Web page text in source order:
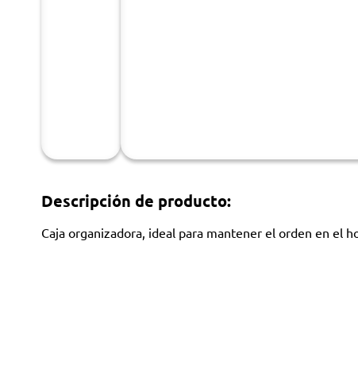
Descripción de producto:
Caja organizadora, ideal para mantener el orden en el